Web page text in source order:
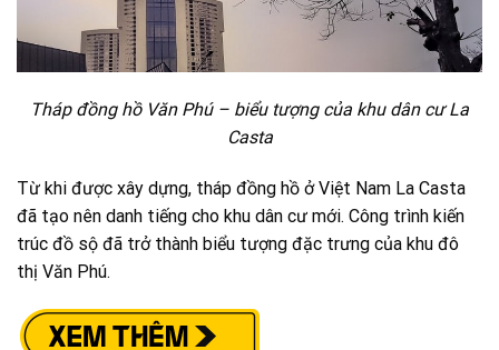
Tháp đồng hồ Văn Phú – biểu tượng của khu dân cư La
Casta
Từ khi được xây dựng, tháp đồng hồ ở Việt Nam La Casta
đã tạo nên danh tiếng cho khu dân cư mới. Công trình kiến
trúc đồ sộ đã trở thành biểu tượng đặc trưng của khu đô
thị Văn Phú.